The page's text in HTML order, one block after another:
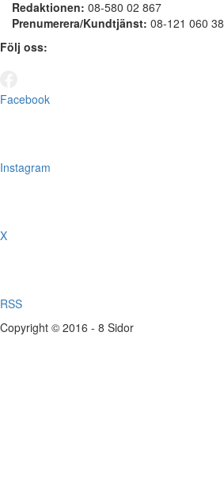
Redaktionen: 08-580 02 867
Prenumerera/Kundtjänst: 08-121 060 38
Följ oss:
Facebook
Instagram
X
RSS
Copyright © 2016 - 8 Sidor